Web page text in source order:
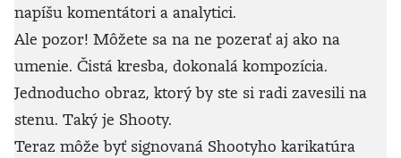
napíšu komentátori a analytici.
Ale pozor! Môžete sa na ne pozerať aj ako na
umenie. Čistá kresba, dokonalá kompozícia.
Jednoducho obraz, ktorý by ste si radi zavesili na
stenu. Taký je Shooty.
Teraz môže byť signovaná Shootyho karikatúra